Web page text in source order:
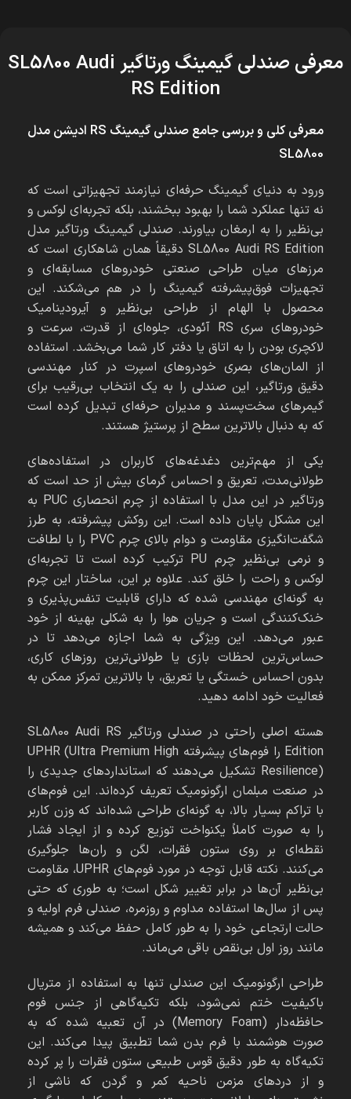
معرفی صندلی گیمینگ ورتاگیر SL5800 Audi
RS Edition
معرفی کلی و بررسی جامع صندلی گیمینگ RS ادیشن مدل
SL5800
ورود به دنیای گیمینگ حرفه‌ای نیازمند تجهیزاتی است که
نه تنها عملکرد شما را بهبود ببخشند، بلکه تجربه‌ای لوکس و
بی‌نظیر را به ارمغان بیاورند. صندلی گیمینگ ورتاگیر مدل
SL5800 Audi RS Edition دقیقاً همان شاهکاری است که
مرزهای میان طراحی صنعتی خودروهای مسابقه‌ای و
تجهیزات فوق‌پیشرفته گیمینگ را در هم می‌شکند. این
محصول با الهام از طراحی بی‌نظیر و آیرودینامیک
خودروهای سری RS آئودی، جلوه‌ای از قدرت، سرعت و
لاکچری بودن را به اتاق یا دفتر کار شما می‌بخشد. استفاده
از المان‌های بصری خودروهای اسپرت در کنار مهندسی
دقیق ورتاگیر، این صندلی را به یک انتخاب بی‌رقیب برای
گیمرهای سخت‌پسند و مدیران حرفه‌ای تبدیل کرده است
که به دنبال بالاترین سطح از پرستیژ هستند.
یکی از مهم‌ترین دغدغه‌های کاربران در استفاده‌های
طولانی‌مدت، تعریق و احساس گرمای بیش از حد است که
ورتاگیر در این مدل با استفاده از چرم انحصاری PUC به
این مشکل پایان داده است. این روکش پیشرفته، به طرز
شگفت‌انگیزی مقاومت و دوام بالای چرم PVC را با لطافت
و نرمی بی‌نظیر چرم PU ترکیب کرده است تا تجربه‌ای
لوکس و راحت را خلق کند. علاوه بر این، ساختار این چرم
به گونه‌ای مهندسی شده که دارای قابلیت تنفس‌پذیری و
خنک‌کنندگی است و جریان هوا را به شکلی بهینه از خود
عبور می‌دهد. این ویژگی به شما اجازه می‌دهد تا در
حساس‌ترین لحظات بازی یا طولانی‌ترین روزهای کاری،
بدون احساس خستگی یا تعریق، با بالاترین تمرکز ممکن به
فعالیت خود ادامه دهید.
هسته اصلی راحتی در صندلی ورتاگیر SL5800 Audi RS
Edition را فوم‌های پیشرفته UPHR (Ultra Premium High
Resilience) تشکیل می‌دهند که استانداردهای جدیدی را
در صنعت مبلمان ارگونومیک تعریف کرده‌اند. این فوم‌های
با تراکم بسیار بالا، به گونه‌ای طراحی شده‌اند که وزن کاربر
را به صورت کاملاً یکنواخت توزیع کرده و از ایجاد فشار
نقطه‌ای بر روی ستون فقرات، لگن و ران‌ها جلوگیری
می‌کنند. نکته قابل توجه در مورد فوم‌های UPHR، مقاومت
بی‌نظیر آن‌ها در برابر تغییر شکل است؛ به طوری که حتی
پس از سال‌ها استفاده مداوم و روزمره، صندلی فرم اولیه و
حالت ارتجاعی خود را به طور کامل حفظ می‌کند و همیشه
مانند روز اول بی‌نقص باقی می‌ماند.
طراحی ارگونومیک این صندلی تنها به استفاده از متریال
باکیفیت ختم نمی‌شود، بلکه تکیه‌گاهی از جنس فوم
حافظه‌دار (Memory Foam) در آن تعبیه شده که به
صورت هوشمند با فرم بدن شما تطبیق پیدا می‌کند. این
تکیه‌گاه به طور دقیق قوس طبیعی ستون فقرات را پر کرده
و از دردهای مزمن ناحیه کمر و گردن که ناشی از